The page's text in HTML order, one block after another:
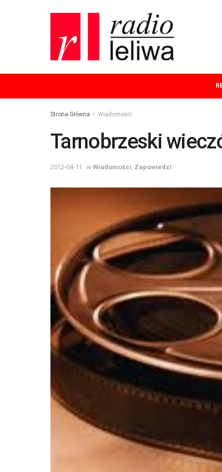
Strona Główna Wiadomości
Tarnobrzeski
2012-04-11 w Wiadomości Zapowiedzi